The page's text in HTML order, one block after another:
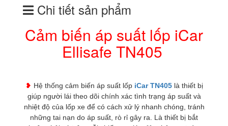
Chi tiết sản phẩm
Cảm biến áp suất lốp iCar
Ellisafe TN405
❥ Hệ thống cảm biến áp suất lốp iCar TN405là thiết bị
giúp người lái theo dõi chính xác tình trạng áp suất và
nhiệt độ của lốp xe để có cách xử lý nhanh chóng, tránh
những tai nạn do áp suất, rò rỉ gây ra. Là thiết bị bắt